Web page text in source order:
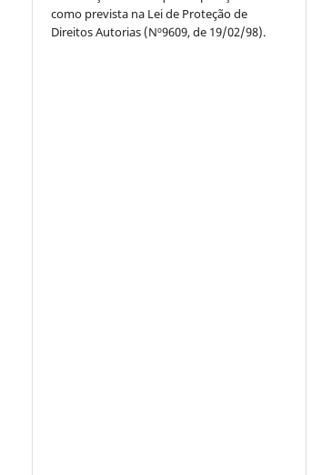
como prevista na Lei de Proteção de
Direitos Autorias (Nº9609, de 19/02/98).